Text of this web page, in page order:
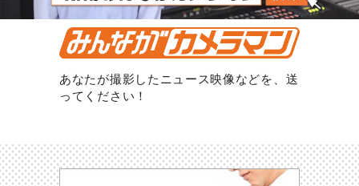
あなたが撮影したニュース映像などを、送
ってください！